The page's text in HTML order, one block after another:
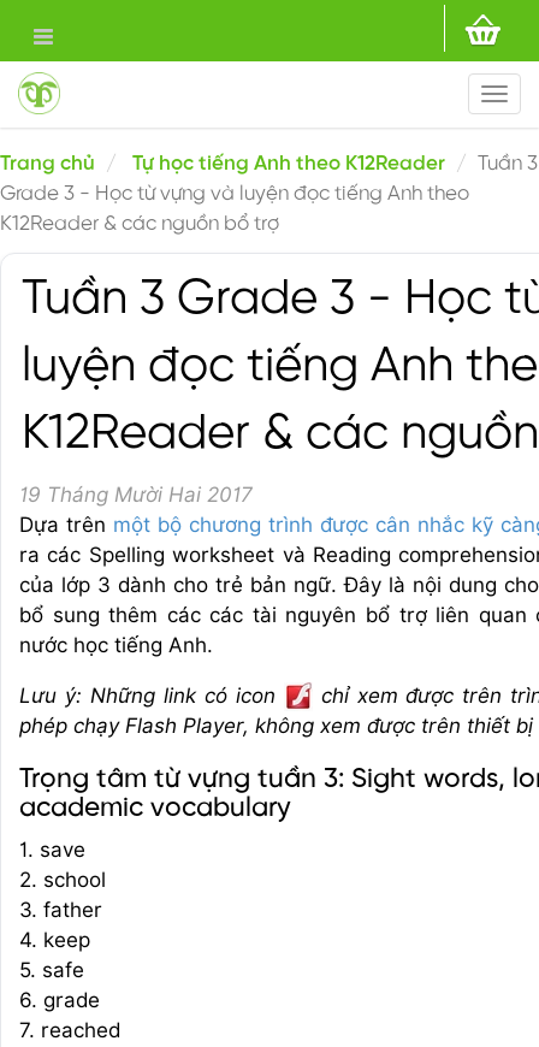
Trang chủ Tự học tiếng Anh theo K12Reader
Tuần 3
Grade 3 - Học từ vựng và luyện đọc tiếng Anh theo
K12Reader & các nguồn bổ trợ
Tuần 3 Grade 3 - Học
luyện đọc tiếng Anh
K12Reader & các
19 Tháng Mười Hai 2017
Dựa trên một bộ chương trình được cân nhắc kỹ
ra các Spelling worksheet và Reading
của lớp 3 dành cho trẻ bản ngữ. Đây là nội dung
bổ sung thêm các các tài nguyên bổ trợ liên
nước học tiếng Anh.
Lưu ý: Những link có icon
chỉ xem được trên
phép chạy Flash Player, không xem được trên thiết bị
Trọng tâm từ vựng tuần 3: Sight words,
academic vocabulary
1. save
2. school
3. father
4. keep
5. safe
6. grade
7. reached